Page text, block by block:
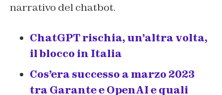
narrativo del chatbot.
ChatGPT rischia, un’altra volta,
il blocco in Italia
Cos’era successo a marzo 2023
tra Garante e OpenAI e quali